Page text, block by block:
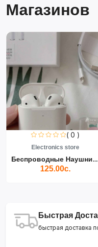
Магазинов
( 0 )
Electronics store
Беспроводные
125.00с.
Быстрая
быстрая доставка